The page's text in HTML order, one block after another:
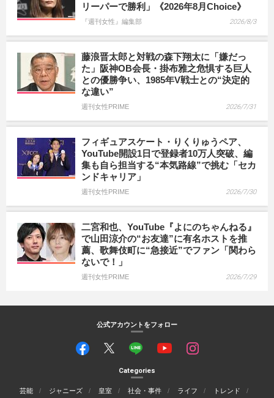
リーパーで勝利」《2026年8月Choice》
『週刊女性』編集部 2026/8/3
藤浪晋太郎と対戦の森下翔太に「嫌だっ
た」阪神OB会長・掛布雅之危惧する巨人
との優勝争い、1985年V戦士との“決定的
な違い”
週刊女性PRIME 2026/7/31
フィギュアスケート・りくりゅうペア、
YouTube開設1日で登録者10万人突破、編
集も自ら担当する“本気路線”で挑む「セカ
ンドキャリア」
週刊女性PRIME 2026/7/30
二宮和也、YouTube『よにのちゃんねる』
で山田涼介の“お友達”に有名ホストを推
薦、歌舞伎町に“急接近”でファン「関わら
ないで！」
週刊女性PRIME 2026/7/29
公式アカウントをフォロー
Categories
芸能 ジャニーズ 皇室 社会・事件 ライフ
トレンド